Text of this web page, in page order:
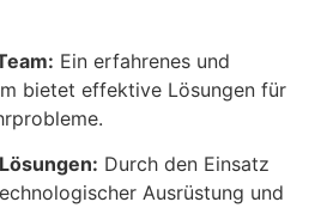
Ein erfahrenes und
bietet effektive Lösungen für
Durch den Einsatz
Ausrüstung und